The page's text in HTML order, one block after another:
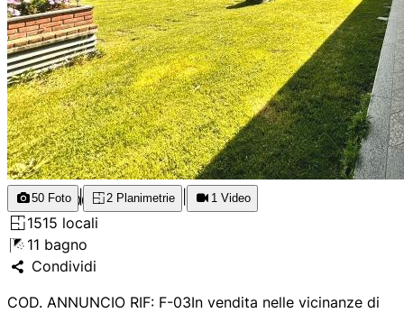
50 Foto | 2 Planimetrie 1 Video
1.0001.000m 2
1515 locali
11 bagno
Condividi
COD. ANNUNCIO RIF: F-03In vendita nelle vicinanze di